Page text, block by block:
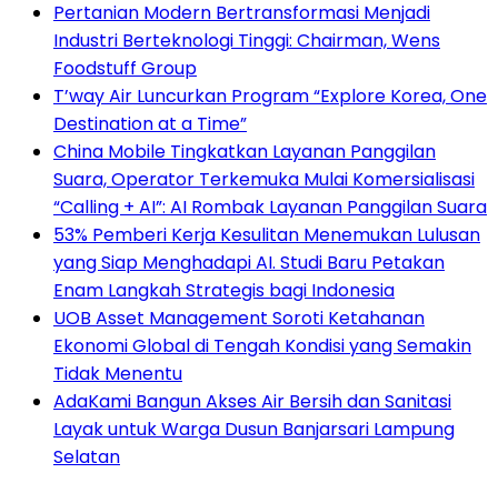
Pertanian Modern Bertransformasi Menjadi
Industri Berteknologi Tinggi: Chairman, Wens
Foodstuff Group
T’way Air Luncurkan Program “Explore Korea, One
Destination at a Time”
China Mobile Tingkatkan Layanan Panggilan
Suara, Operator Terkemuka Mulai Komersialisasi
“Calling + AI”: AI Rombak Layanan Panggilan Suara
53% Pemberi Kerja Kesulitan Menemukan Lulusan
yang Siap Menghadapi AI. Studi Baru Petakan
Enam Langkah Strategis bagi Indonesia
UOB Asset Management Soroti Ketahanan
Ekonomi Global di Tengah Kondisi yang Semakin
Tidak Menentu
AdaKami Bangun Akses Air Bersih dan Sanitasi
Layak untuk Warga Dusun Banjarsari Lampung
Selatan